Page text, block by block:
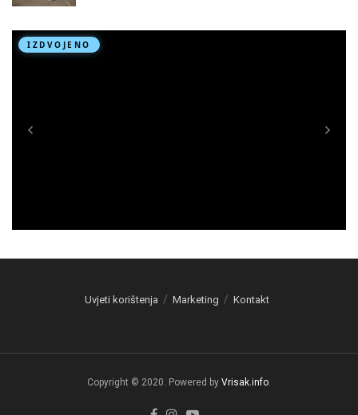
Uvjeti korištenja Marketing Kontakt
Copyright © 2020. Powered by Vrisak.info.